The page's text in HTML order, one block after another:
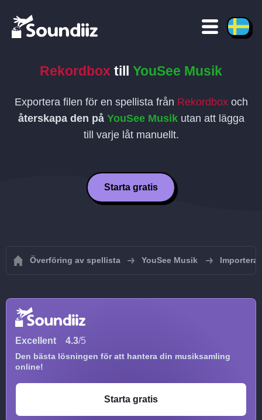
Rekordbox till YouSee Musik
Exportera filen för en spellista från Rekordboxoch
återskapa den på YouSee Musikutan att lägga
till varje låt manuellt.
Starta gratis
Överföring av spellista YouSee Musik Importera
Excellent 4.3/5
Den bästa lösningen för att hantera din musiksamling
online!
Starta gratis